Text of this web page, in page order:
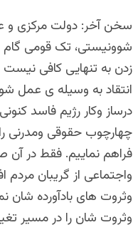
سخن آخر: دولت مرکزی و
شوونیستی، تک قومی گام
زدن به تنهایی کافی نیست
انتقاد به وسیله ی عمل
درساز وکار رژیم فاسد
چهارچوب حقوقی ومدرنی
فراهم نماییم. فقط در
واجتماعی از گریبان
وثروت های بادآورده شان
وثروت شان را در مسیر